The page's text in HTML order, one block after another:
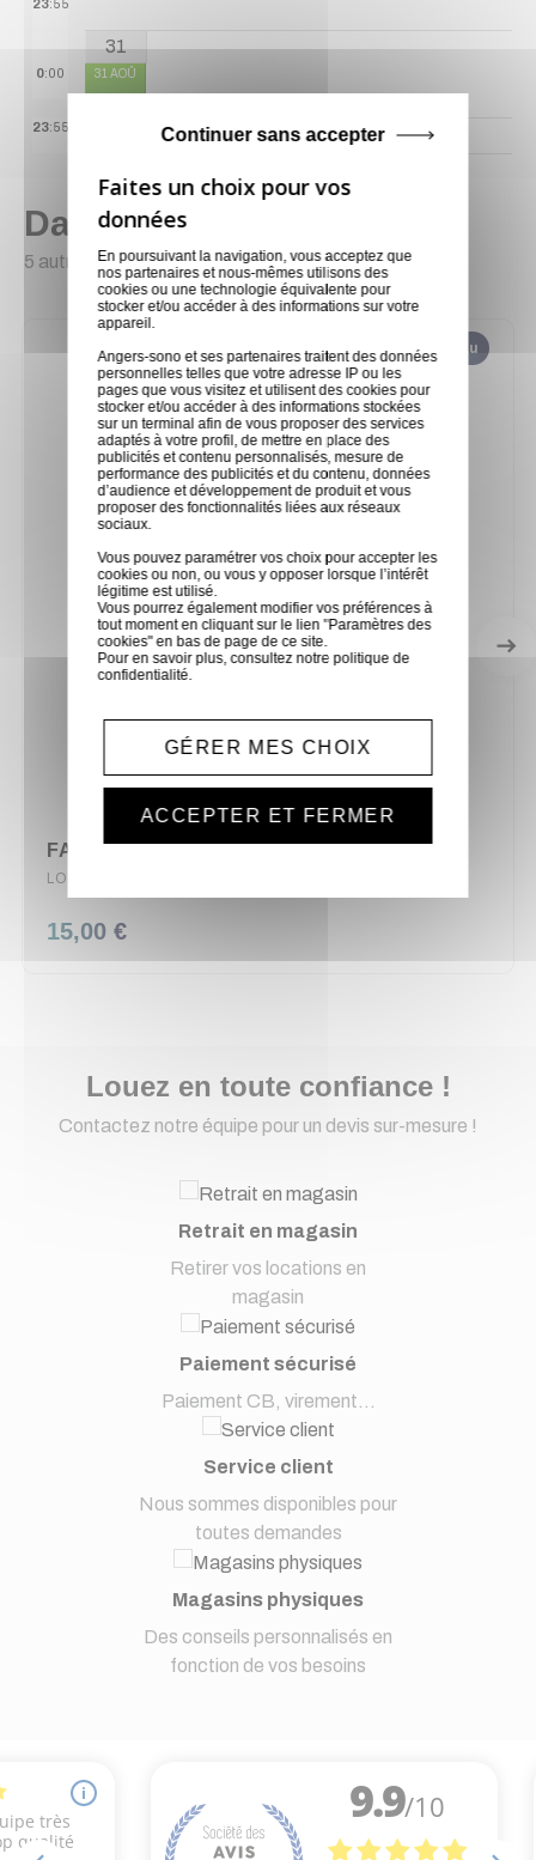
23:55
31
0:00 31 AOÛ
23:55
Dans la même catégorie
5 autres produits sélectionnés pour vous
Nouveau
FAUTEUIL EN TISSU VERT AMANDE
LOC/FAUTEUIL-VERT
15,00 €
Louez en toute confiance !
Contactez notre équipe pour un devis sur-mesure !
Retrait en magasin
Retirer vos locations en
magasin
Paiement sécurisé
Paiement CB, virement...
Service client
Nous sommes disponibles pour
toutes demandes
Magasins physiques
Des conseils personnalisés en
fonction de vos besoins
En poursuivant la navigation, vous acceptez que
nos partenaires et nous-mêmes utilisons des
cookies ou une technologie équivalente pour
stocker et/ou accéder à des informations sur votre
appareil.
Angers-sono et ses partenaires traitent des données
personnelles telles que votre adresse IP ou les
pages que vous visitez et utilisent des cookies pour
stocker et/ou accéder à des informations stockées
sur un terminal afin de vous proposer des services
adaptés à votre profil, de mettre en place des
publicités et contenu personnalisés, mesure de
performance des publicités et du contenu, données
d’audience et développement de produit et vous
proposer des fonctionnalités liées aux réseaux
sociaux.
Vous pouvez paramétrer vos choix pour accepter les
cookies ou non, ou vous y opposer lorsque l’intérêt
légitime est utilisé.
Vous pourrez également modifier vos préférences à
tout moment en cliquant sur le lien "Paramètres des
cookies" en bas de page de ce site.
Pour en savoir plus, consultez notrepolitique de
confidentialité.
Continuer sans accepter
GÉRER MES CHOIX
ACCEPTER ET FERMER